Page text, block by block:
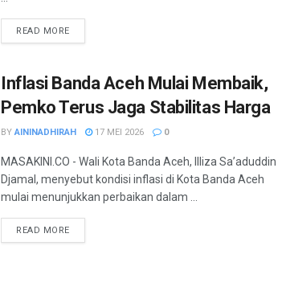
READ MORE
Inflasi Banda Aceh Mulai Membaik,
Pemko Terus Jaga Stabilitas Harga
BY AININADHIRAH 17 MEI 2026 0
MASAKINI.CO - Wali Kota Banda Aceh, Illiza Sa’aduddin
Djamal, menyebut kondisi inflasi di Kota Banda Aceh
mulai menunjukkan perbaikan dalam ...
READ MORE